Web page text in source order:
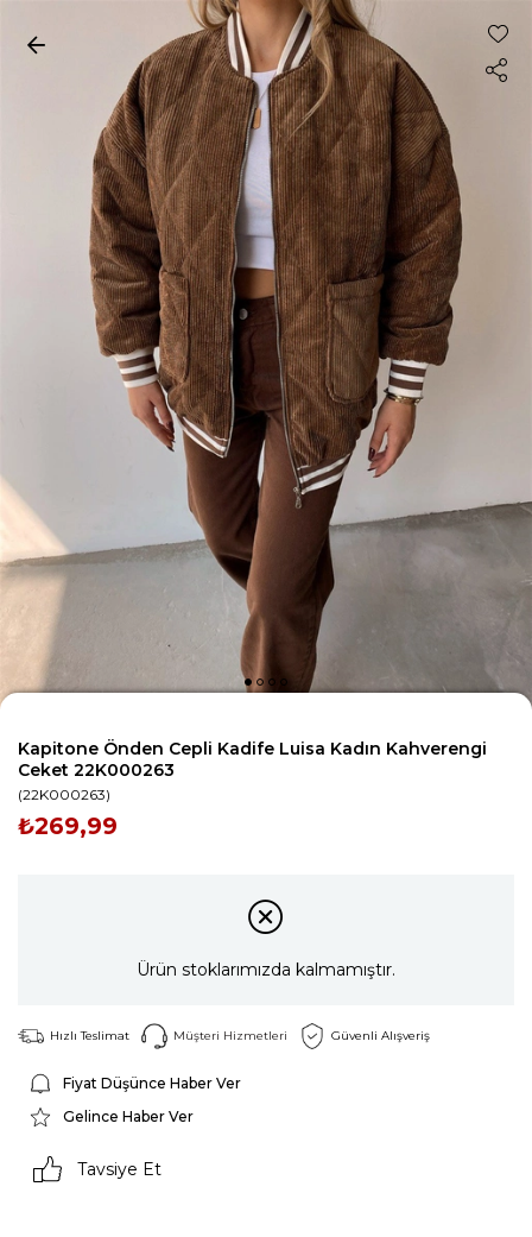
Kapitone Önden Cepli Kadife Luisa Kadın Kahverengi
Ceket 22K000263
(22K000263)
₺269,99
Ürün stoklarımızda kalmamıştır.
Hızlı Teslimat Müşteri Hizmetleri Güvenli Alışveriş
Fiyat Düşünce Haber Ver
Gelince Haber Ver
Tavsiye Et